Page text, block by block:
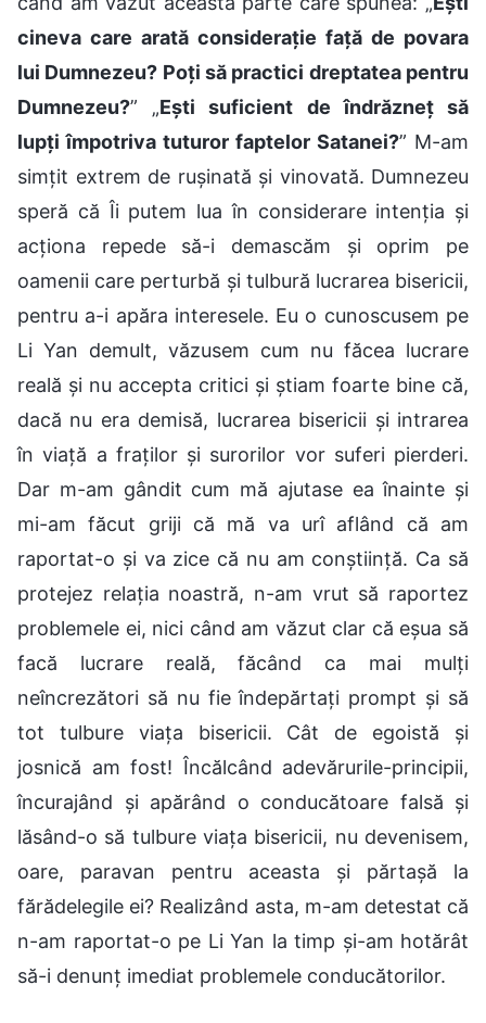
cineva care arată considerație față de povara
lui Dumnezeu? Poți să practici dreptatea pentru
Dumnezeu?” „Ești suficient de îndrăzneț să
lupți împotriva tuturor faptelor Satanei?” M-am
simțit extrem de rușinată și vinovată. Dumnezeu
speră că Îi putem lua în considerare intenția și
acționa repede să-i demascăm și oprim pe
oamenii care perturbă și tulbură lucrarea bisericii,
pentru a-i apăra interesele. Eu o cunoscusem pe
Li Yan demult, văzusem cum nu făcea lucrare
reală și nu accepta critici și știam foarte bine că,
dacă nu era demisă, lucrarea bisericii și intrarea
în viață a fraților și surorilor vor suferi pierderi.
Dar m-am gândit cum mă ajutase ea înainte și
mi-am făcut griji că mă va urî aflând că am
raportat-o și va zice că nu am conștiință. Ca să
protejez relația noastră, n-am vrut să raportez
problemele ei, nici când am văzut clar că eșua să
facă lucrare reală, făcând ca mai mulți
neîncrezători să nu fie îndepărtați prompt și să
tot tulbure viața bisericii. Cât de egoistă și
josnică am fost! Încălcând adevărurile-principii,
încurajând și apărând o conducătoare falsă și
lăsând-o să tulbure viața bisericii, nu devenisem,
oare, paravan pentru aceasta și părtașă la
fărădelegile ei? Realizând asta, m-am detestat că
n-am raportat-o pe Li Yan la timp și-am hotărât
să-i denunț imediat problemele conducătorilor.